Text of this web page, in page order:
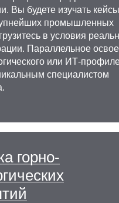
Вы будете изучать кейсы
промышленных
в условия
Параллельное
или ИТ-
специалистом
горно-